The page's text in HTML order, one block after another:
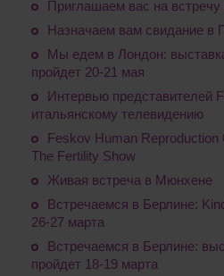
Приглашаем вас на встречу
Назначаем вам свидание в
Мы едем в Лондон:
пройдет 20-21 мая
Интервью представителей
итальянскому телевидению
Feskov Human Reproduction
The Fertility Show
Живая встреча в Мюнхене
Встречаемся в Берлине:
26-27 марта
Встречаемся в Берлине:
пройдет 18-19 марта